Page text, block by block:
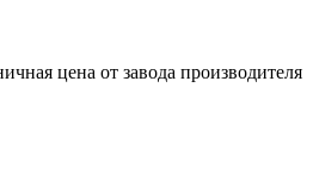
цена от завода производителя